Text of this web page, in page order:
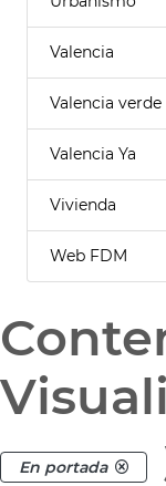
Valencia
Valencia verde
Valencia Ya
Vivienda
Web FDM
En portada